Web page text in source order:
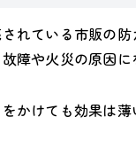
れている市販の
障や火災の原因
かけても効果は